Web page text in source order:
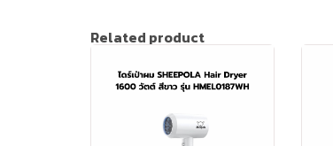
Related product